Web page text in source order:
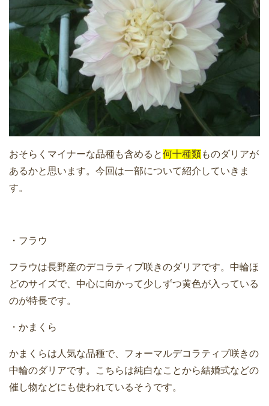
おそらくマイナーな品種も含めると何十種類ものダリアが
あるかと思います。今回は一部について紹介していきま
す。
・フラウ
フラウは長野産のデコラティブ咲きのダリアです。中輪ほ
どのサイズで、中心に向かって少しずつ黄色が入っている
のが特長です。
・かまくら
かまくらは人気な品種で、フォーマルデコラティブ咲きの
中輪のダリアです。こちらは純白なことから結婚式などの
催し物などにも使われているそうです。